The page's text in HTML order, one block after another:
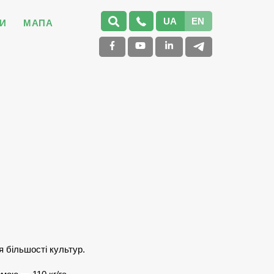
МАПА
UA EN
культур.